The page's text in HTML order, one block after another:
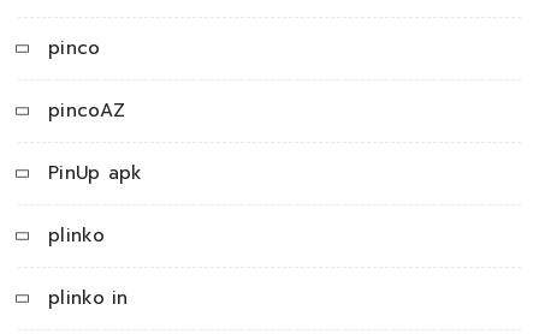
pinco
pincoAZ
PinUp apk
plinko
plinko in